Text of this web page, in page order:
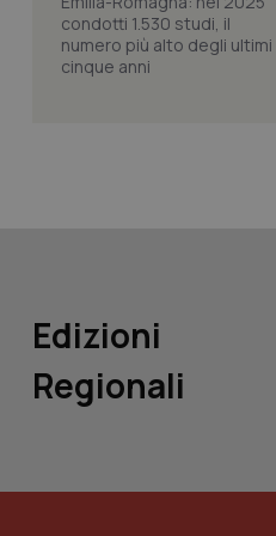
Edizioni
Regionali